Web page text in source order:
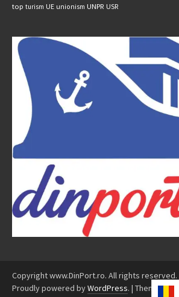
top turism UE unionism UNPR USR
Copyright www.DinPort.ro. All rights reserved.
Proudly powered byWordPress. | Theme: